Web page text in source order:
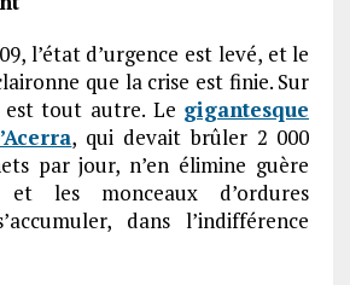
l’état d’urgence est levé, et le
que la crise est finie. Sur
tout autre. Le gigantesque
, qui devait brûler 2 000
par jour, n’en élimine guère
les monceaux d’ordures
dans l’indifférence